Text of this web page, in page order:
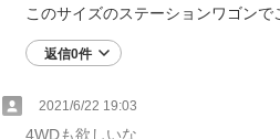
このサイズのステーションワゴンで
返信0件
2021/6/22 19:03
4WDも欲しいな